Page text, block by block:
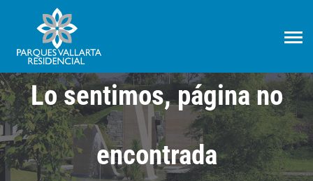
Lo sentimos, página no
encontrada